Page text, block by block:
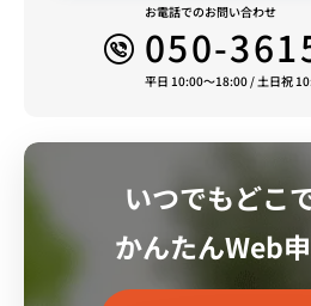
中野大和町郵便局…547m
マクドナルド中野セントラルパ
私立明治大学中野キャンパス
中野駅前の「中野セントラルパ
ショップなどの
商業施設をはじめ、ホールやク
さらには四季の森公園はイベン
お電話でのお問い合わせ
050-
平日 10:00～18:00 / 土日祝
いつでもどこ
かんたんWeb